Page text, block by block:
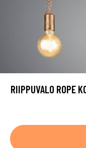
RIIPPUVALO ROPE